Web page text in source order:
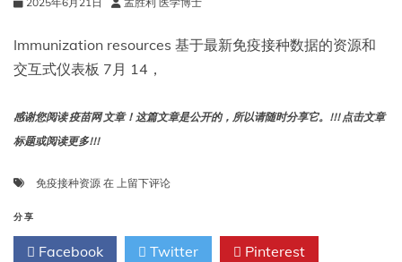
Immunization resources 基于最新免疫接种数据的资源和
交互式仪表板 7月 14，
感谢您阅读 疫苗网 文章！这篇文章是公开的，所以请随时分享它。!!! 点击文章
标题或阅读更多!!!
免疫接种资源 在 免
种
上留下评论
分享
Facebook Twitter Pinterest